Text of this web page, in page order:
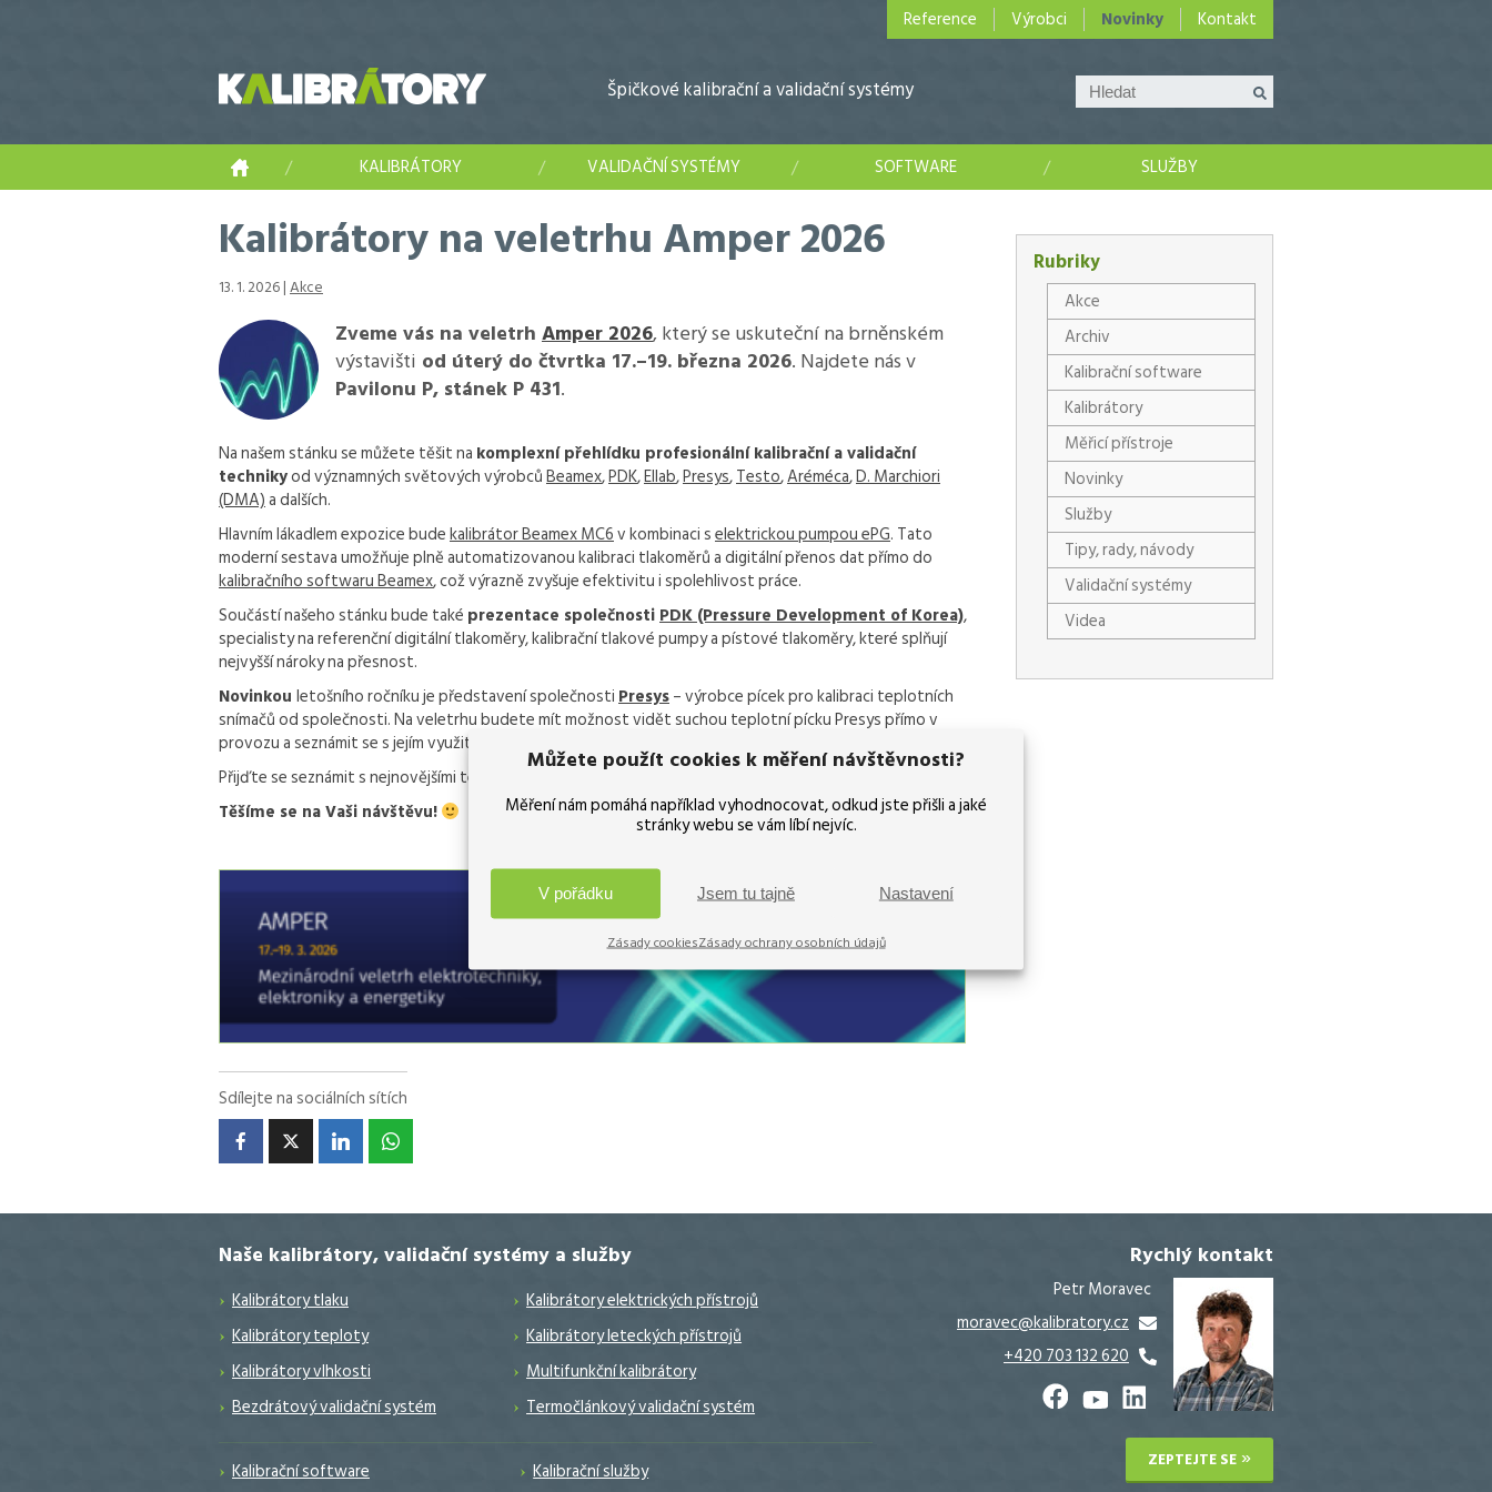
Můžete použít cookies k měření návštěvnosti?
Měření nám pomáhá například vyhodnocovat, odkud jste přišli a jaké
stránky webu se vám líbí nejvíc.
V pořádku Jsem tu tajně Nastavení
Zásady cookiesZásady ochrany osobních údajů
Reference Výrobci Novinky Kontakt
Špičkové kalibrační a validační systémy
KALIBRÁTORY VALIDAČNÍ SYSTÉMY SOFTWARE SLUŽBY
Kalibrátory na veletrhu Amper 2026
13. 1. 2026 |Akce
Zveme vás na veletrh Amper 2026, který se uskuteční na brněnském
výstavišti od úterý do čtvrtka 17.–19. března 2026. Najdete nás v
Pavilonu P, stánek P 431.
Na našem stánku se můžete těšit na komplexní přehlídku profesionální kalibrační a validační
technikyod významných světových výrobcůBeamex,PDK,Ellab,Presys,Testo,Aréméca,D. Marchiori
(DMA)a dalších.
Hlavním lákadlem expozice budekalibrátor Beamex MC6v kombinaci selektrickou pumpou ePG. Tato
moderní sestava umožňuje plně automatizovanou kalibraci tlakoměrů a digitální přenos dat přímo do
kalibračního softwaru Beamex, což výrazně zvyšuje efektivitu i spolehlivost práce.
Součástí našeho stánku bude také prezentace společnostiPDK (Pressure Development of Korea),
specialisty na referenční digitální tlakoměry, kalibrační tlakové pumpy a pístové tlakoměry, které splňují
nejvyšší nároky na přesnost.
Novinkou letošního ročníku je představení společnostiPresys– výrobce pícek pro kalibraci teplotních
snímačů od společnosti. Na veletrhu budete mít možnost vidět suchou teplotní pícku Presys přímo v
provozu a seznámit se s jejím využitím při přesné kalibraci teplotních snímačů.
Přijďte se seznámit s nejnovějšími technologiemi v oblasti kalibrace a validace.
Těšíme se na Vaši návštěvu!
Sdílejte na sociálních sítích
Rubriky
Akce
Archiv
Kalibrační software
Kalibrátory
Měřicí přístroje
Novinky
Služby
Tipy, rady, návody
Validační systémy
Videa
Naše kalibrátory, validační systémy a služby
Kalibrátory tlaku
Kalibrátory teploty
Kalibrátory vlhkosti
Bezdrátový validační systém
Kalibrátory elektrických přístrojů
Kalibrátory leteckých přístrojů
Multifunkční kalibrátory
Termočlánkový validační systém
Kalibrační software Kalibrační služby
Rychlý kontakt
Petr Moravec
moravec@kalibratory.cz
+420 703 132 620
ZEPTEJTE SE